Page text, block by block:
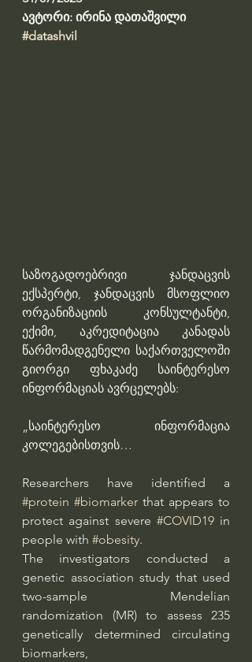
ავტორი: ირინა დათაშვილი
#datashvil
საზოგადოებრივი ჯანდაცვის
ექსპერტი, ჯანდაცვის მსოფლიო
ორგანიზაციის კონსულტანტი,
ექიმი, აკრედიტაცია კანადას
წარმომადგენელი საქართველოში
გიორგი ფხაკაძე საინტერესო
ინფორმაციას ავრცელებს:
„საინტერესო ინფორმაცია
კოლეგებისთვის…
#protein #biomarker that appears to
protect against severe #COVID19 in
people with #obesity.
The investigators conducted a
genetic association study that used
two-sample Mendelian
randomization (MR) to assess 235
genetically determined circulating
biomarkers,